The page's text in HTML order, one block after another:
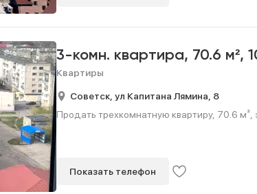
3-комн. квартира, 70.6 м²,
Квартиры
Советск, ул Капитана Лямина, 8
Продать трехкомнатную квартиру, 70.6 м²,
Показать телефон